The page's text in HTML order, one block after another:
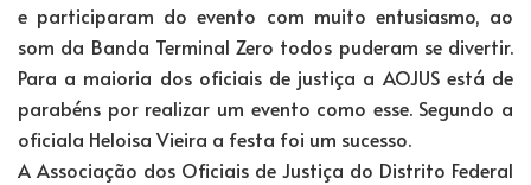
e participaram do evento com muito entusiasmo, ao
som da Banda Terminal Zero todos puderam se divertir.
Para a maioria dos oficiais de justiça a AOJUS está de
parabéns por realizar um evento como esse. Segundo a
oficiala Heloisa Vieira a festa foi um sucesso.
A Associação dos Oficiais de Justiça do Distrito Federal